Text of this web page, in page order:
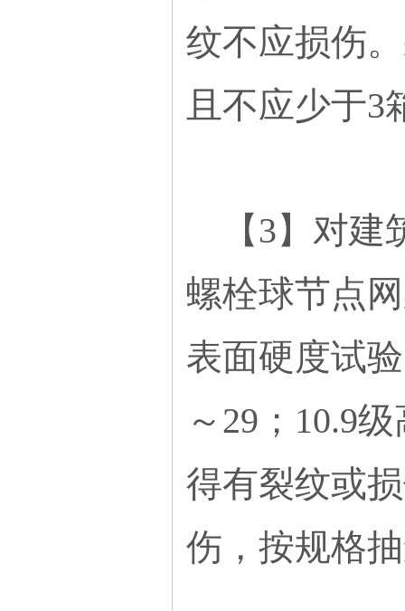
纹不应损伤
且不应少于3
【3】对建
螺栓球节点
表面硬度试
～29；10.9
得有裂纹或
伤，按规格